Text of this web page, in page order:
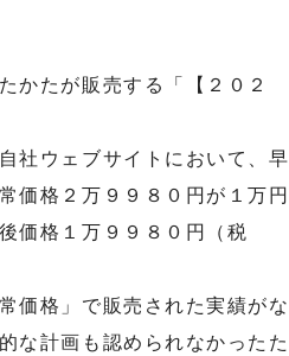
かたが販売する「【２０２
社ウェブサイトにおいて、早
価格２万９９８０円が１万円
価格１万９９８０円（税
価格」で販売された実績がな
な計画も認められなかったた